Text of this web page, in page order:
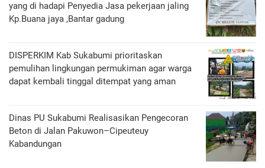
yang di hadapi Penyedia Jasa pekerjaan jaling
Kp.Buana jaya ,Bantar gadung
DISPERKIM Kab Sukabumi prioritaskan
pemulihan lingkungan permukiman agar warga
dapat kembali tinggal ditempat yang aman
Dinas PU Sukabumi Realisasikan Pengecoran
Beton di Jalan Pakuwon–Cipeuteuy
Kabandungan